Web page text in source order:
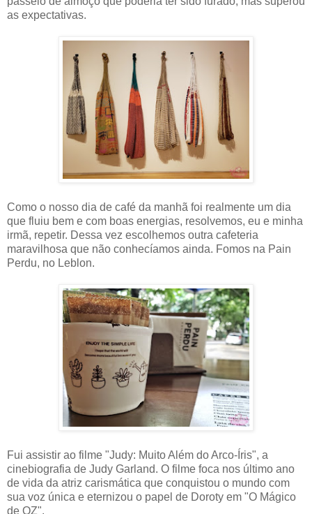
as expectativas.
Como o nosso dia de café da manhã foi realmente um dia
que fluiu bem e com boas energias, resolvemos, eu e minha
irmã, repetir. Dessa vez escolhemos outra cafeteria
maravilhosa que não conhecíamos ainda. Fomos na Pain
Perdu, no Leblon.
Fui assistir ao filme "Judy: Muito Além do Arco-Íris", a
cinebiografia de Judy Garland. O filme foca nos último ano
de vida da atriz carismática que conquistou o mundo com
sua voz única e eternizou o papel de Doroty em "O Mágico
de OZ".